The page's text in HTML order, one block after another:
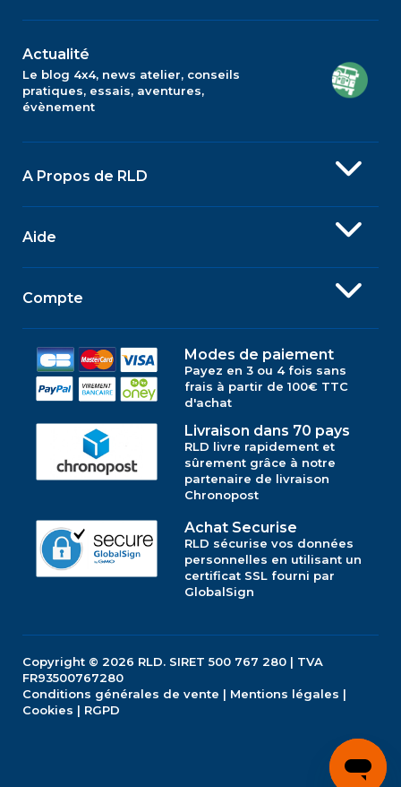
Actualité
Le blog 4x4, news atelier, conseils
pratiques, essais, aventures,
évènement
A Propos de RLD
Aide
Compte
Modes de paiement
Payez en 3 ou 4 fois sans
frais à partir de 100€ TTC
d'achat
Livraison dans 70 pays
RLD livre rapidement et
sûrement grâce à notre
partenaire de livraison
Chronopost
Achat Securise
RLD sécurise vos données
personnelles en utilisant un
certificat SSL fourni par
GlobalSign
Copyright © 2026 RLD. SIRET 500 767 280 | TVA
FR93500767280
Conditions générales de vente | Mentions légales |
Cookies | RGPD